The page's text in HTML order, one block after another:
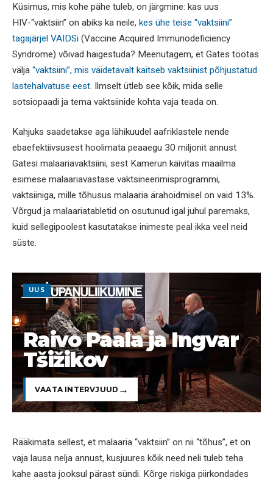
Küsimus, mis kohe pähe tuleb, on järgmine: kas uus
HIV-“vaktsiin” on abiks ka neile, kes ühe teise “vaktsiini”
tagajärjel VAIDSi (Vaccine Acquired Immunodeficiency
Syndrome) võivad haigestuda? Meenutagem, et Gates töötas
välja “vaktsiini”, mis väidetavalt kaitseb vaktsiinist põhjustatud
lastehalvatuse eest. Ilmselt ütleb see kõik, mida selle
sotsiopaadi ja tema vaktsiinide kohta vaja teada on.
Kahjuks saadetakse aga lähikuudel aafriklastele nende
ebaefektiivsusest hoolimata peaaegu 30 miljonit annust
Gatesi malaariavaktsiini, sest Kamerun käivitas maailma
esimese malaariavastase vaktsineerimisprogrammi,
vaktsiiniga, mille tõhusus malaaria ärahoidmisel on vaid 13%.
Võrgud ja malaariatabletid on osutunud igal juhul paremaks,
kuid sellegipoolest kasutatakse inimeste peal ikka veel neid
süste.
UUS
Raivo Paala ja Ingvar
Tšižikov
VAATA INTERVJUUD
Rääkimata sellest, et malaaria “vaktsiin” on nii “tõhus”, et on
vaja lausa nelja annust, kusjuures kõik need neli tuleb teha
kahe aasta jooksul pärast sündi. Kõrge riskiga piirkondades